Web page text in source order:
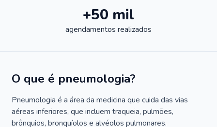
+50 mil
agendamentos realizados
O que é pneumologia?
Pneumologia é a área da medicina que cuida das vias
aéreas inferiores, que incluem traqueia, pulmões,
brônquios, bronquíolos e alvéolos pulmonares.